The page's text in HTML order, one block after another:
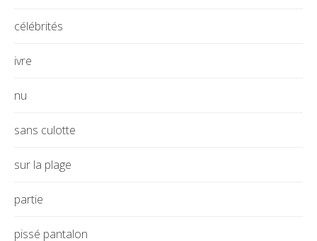
célébrités
ivre
nu
sans culotte
sur la plage
partie
pissé pantalon